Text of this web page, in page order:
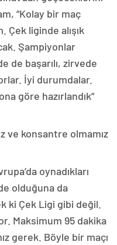
“Kolay bir maç
Çek liginde alışık
Şampiyonlar
de başarılı, zirvede
İyi durumdalar.
göre hazırlandık”
ve konsantre olmamız
oynadıkları
olduğuna da
ki Çek Ligi gibi değil.
Maksimum 95 dakika
gerek. Böyle bir maçı